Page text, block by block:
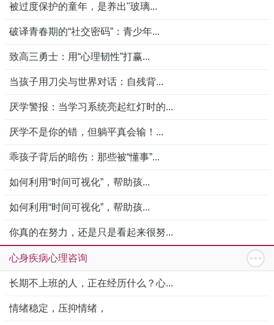
被过度保护的童年，是养出"玻璃...
破译青春期的“社交密码”：青少年...
致高三勇士：用“心理韧性”打赢...
当孩子用刀尖与世界对话：自残背...
厌学警报：当学习系统亮起红灯时的...
厌学不是你的错，但躺平真会输！...
乖孩子背后的暗伤：那些被“懂事”...
如何利用“时间可视化”，帮助孩...
如何利用“时间可视化”，帮助孩...
你真的在努力，还是只是看起来很努...
心身疾病心理咨询
长期不上班的人，正在经历什么？心...
情绪稳定，压抑情绪，